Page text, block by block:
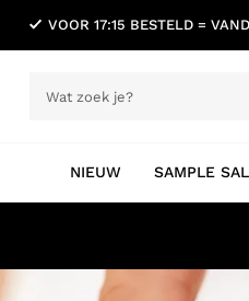
VOOR 17:15 BESTELD =
NIEUW SAMPLE